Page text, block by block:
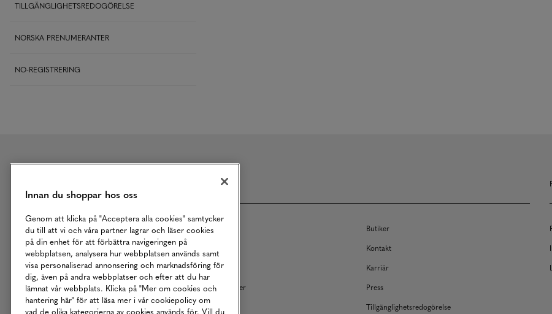
TILLGÄNGLIGHETSREDOGÖRELSE
NORSKA PRENUMERANTER
NO-REGISTRERING
Om MQ Marqet Bli Medlem
Butiker
Kundservice
Kontakt
Returer
Köpvillkor
Karriär
Vårt Ansvar
Våra Tjänster
Press
Studentrabatt
B2B Tillgänglighetsredogörelse
Innan du shoppar hos oss
Genom att klicka på "Acceptera alla cookies" samtycker
du till att vi och våra partner lagrar och läser cookies
på din enhet för att förbättra navigeringen på
webbplatsen, analysera hur webbplatsen används samt
visa personaliserad annonsering och marknadsföring för
dig, även på andra webbplatser och efter att du har
lämnat vår webbplats. Klicka på "Mer om cookies och
hantering här" för att läsa mer i vår cookiepolicy om
vad de olika kategorierna av cookies används för. Vill du